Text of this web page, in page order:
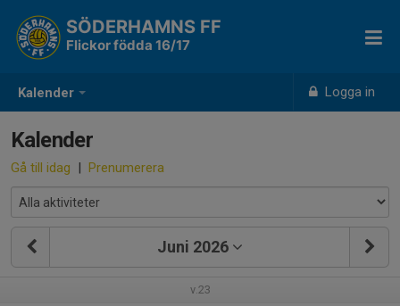
Kalender Logga in
SÖDERHAMNS FF
Flickor födda 16/17
Kalender
Gå till idag | Prenumerera
Juni 2026
v.23